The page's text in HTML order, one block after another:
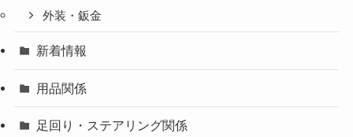
外装・鈑金
新着情報
用品関係
足回り・ステアリング関係